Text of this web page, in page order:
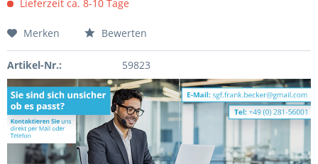
Lieferzeit ca. 8-10 Tage
Merken Bewerten
Artikel-Nr.: 59823